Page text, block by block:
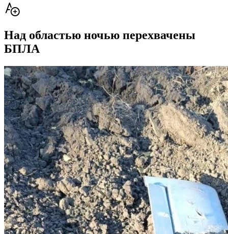
Над областью ночью перехвачены
БПЛА